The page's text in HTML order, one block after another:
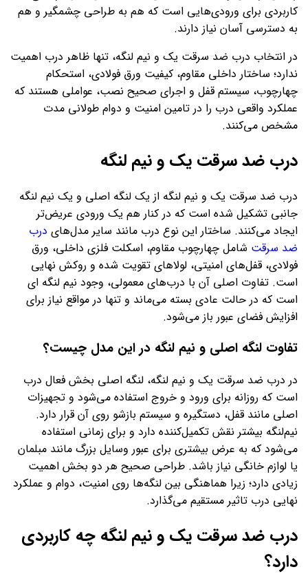
کاربردی برای ورودی‌هایی است که هم به طراحی چشمگیر و هم
به دسترسی آسان‌ نیاز دارند.
در انتخاب درب ضد سرقت یک و نیم لنگه، تنها ظاهر درب اهمیت
ندارد؛ ساختار داخلی مقاوم، کیفیت ورق فولادی، استحکام
چهارچوب، سیستم قفل و اجرای صحیح نصب، عواملی هستند که
عملکرد واقعی درب را در تامین امنیت و دوام طولانی‌ مدت
مشخص می‌کنند.
درب ضد سرقت یک و نیم لنگه
درب ضد سرقت یک و نیم لنگه از یک لنگه اصلی و یک نیم‌ لنگه
جانبی تشکیل شده است که در کنار هم یک ورودی عریض‌تر
ایجاد می‌کنند. ساختار این نوع درب مانند سایر مدل‌های درب
ضد سرقت شامل چهارچوب مقاوم، اسکلت فلزی داخلی، ورق
فولادی، قفل‌های امنیتی، لولاهای تقویت‌ شده و روکش نهایی
است. تفاوت اصلی آن با درب‌های معمولی، وجود نیم‌ لنگه‌ ای
است که در حالت عادی بسته می‌ماند و تنها در مواقع نیاز برای
افزایش فضای عبور باز می‌شود.
تفاوت لنگه اصلی و نیم‌ لنگه در این مدل چیست؟
در درب ضد سرقت یک و نیم لنگه، لنگه اصلی بخش فعال درب
است که روزانه برای ورود و خروج استفاده می‌شود و تجهیزات
اصلی مانند قفل، دستگیره و سیستم بازشو روی آن قرار دارد.
نیم‌لنگه بیشتر نقش تکمیل‌کننده دارد و برای زمانی استفاده
می‌شود که به عرض بیشتری برای عبور وسایل بزرگ مانند مبلمان
یا لوازم خانگی نیاز باشد. طراحی صحیح هر دو بخش اهمیت
زیادی دارد؛ زیرا هماهنگی بین لنگه‌ها روی امنیت، دوام و عملکرد
نهایی درب تاثیر مستقیم می‌گذارد.
درب ضد سرقت یک و نیم لنگه چه کاربردی
دارد؟